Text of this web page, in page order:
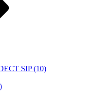
SIP(10)